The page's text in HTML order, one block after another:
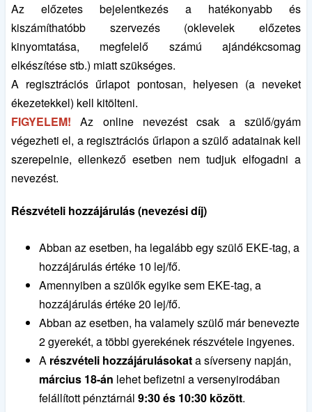
Az előzetes bejelentkezés a hatékonyabb és
kiszámíthatóbb szervezés (oklevelek előzetes
kinyomtatása, megfelelő számú ajándékcsomag
elkészítése stb.) miatt szükséges.
A regisztrációs űrlapot pontosan, helyesen (a neveket
ékezetekkel) kell kitölteni.
FIGYELEM! Az online nevezést csak a szülő/gyám
végezheti el, a regisztrációs űrlapon a szülő adatainak kell
szerepelnie, ellenkező esetben nem tudjuk elfogadni a
nevezést.
Részvételi hozzájárulás(nevezési díj)
Abban az esetben, ha legalább egy szülő EKE-tag, a
hozzájárulás értéke 10 lej/fő.
Amennyiben a szülők egyike sem EKE-tag, a
hozzájárulás értéke 20 lej/fő.
Abban az esetben, ha valamely szülő már benevezte
2 gyerekét, a többi gyerekének részvétele ingyenes.
A részvételi hozzájárulásokata síverseny napján,
március 18-án lehet befizetni a versenyirodában
felállított pénztárnál 9:30 és 10:30 között.